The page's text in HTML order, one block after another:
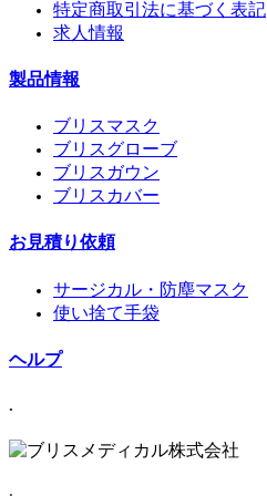
特定商取引法に基づく表記
求人情報
製品情報
ブリスマスク
ブリスグローブ
ブリスガウン
ブリスカバー
お見積り依頼
サージカル・防塵マスク
使い捨て手袋
ヘルプ
.
.